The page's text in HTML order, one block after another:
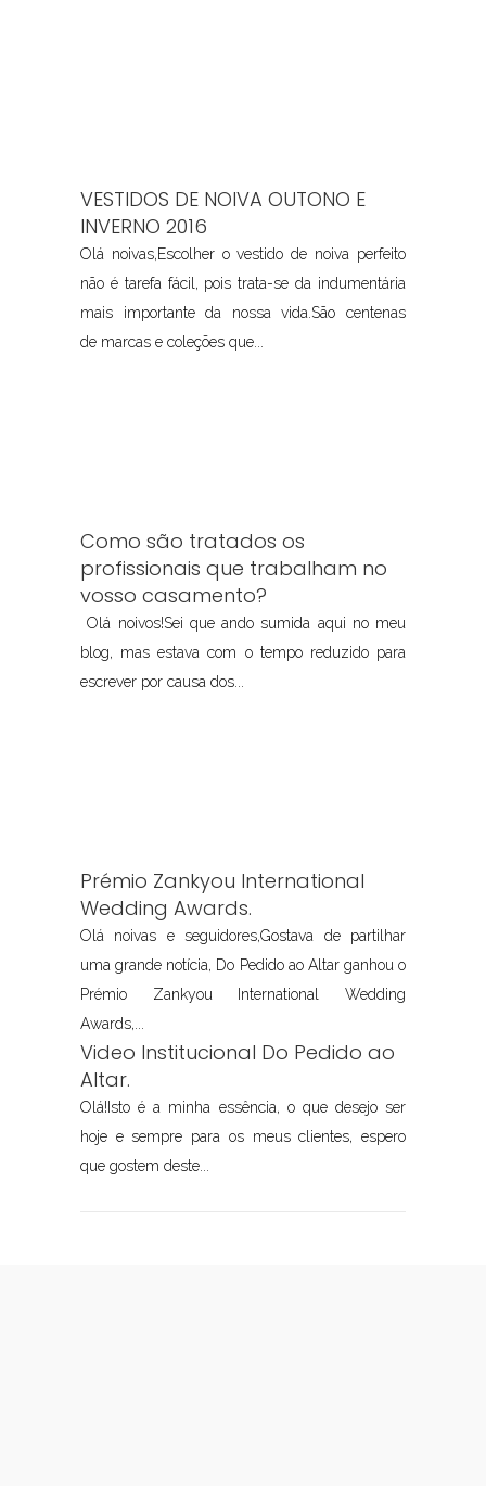
VESTIDOS DE NOIVA OUTONO E
INVERNO 2016
Olá noivas,Escolher o vestido de noiva perfeito
não é tarefa fácil, pois trata-se da indumentária
mais importante da nossa vida.São centenas
de marcas e coleções que...
Como são tratados os
profissionais que trabalham no
vosso casamento?
Olá noivos!Sei que ando sumida aqui no meu
blog, mas estava com o tempo reduzido para
escrever por causa dos...
Prémio Zankyou International
Wedding Awards.
Olá noivas e seguidores,Gostava de partilhar
uma grande notícia, Do Pedido ao Altar ganhou o
Prémio Zankyou International Wedding
Awards,...
Video Institucional Do Pedido ao
Altar.
Olá!Isto é a minha essência, o que desejo ser
hoje e sempre para os meus clientes, espero
que gostem deste...